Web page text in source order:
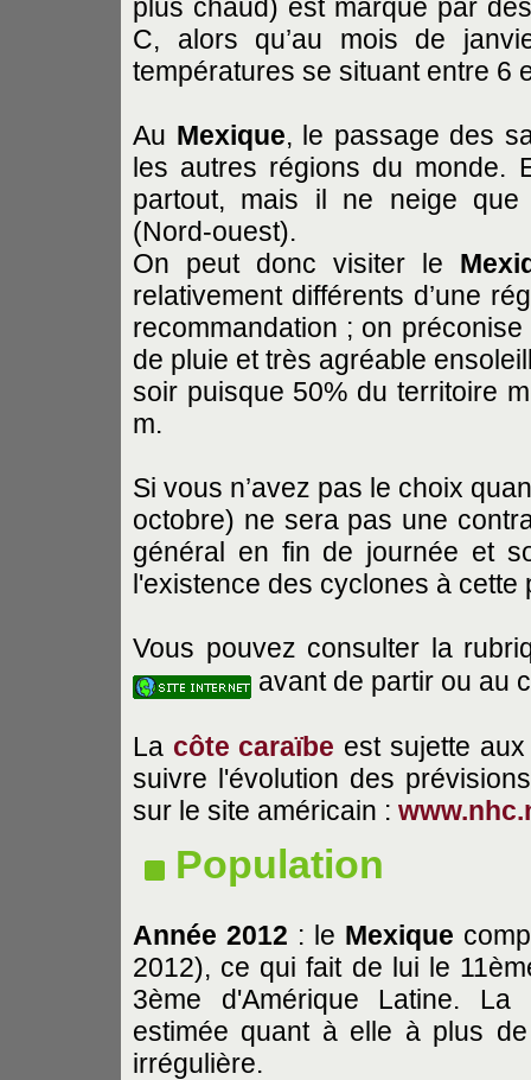
plus chaud) est marqué par
C, alors qu’au mois de
températures se situant entre 6
Au Mexique, le passage des
les autres régions du monde.
partout, mais il ne neige que
(Nord-ouest).
On peut donc visiter le
relativement différents d’une
recommandation ; on
de pluie et très agréable
soir puisque 50% du territoire
m.
Si vous n’avez pas le choix
octobre) ne sera pas une
général en fin de journée et
l'existence des cyclones à
Vous pouvez consulter la
avant de partir ou au
La côte caraïbe est sujette
suivre l'évolution des
sur le site américain :
Population
Année 2012 : le Mexique
2012), ce qui fait de lui le
3ème d'Amérique Latine.
estimée quant à elle à plus
irrégulière.